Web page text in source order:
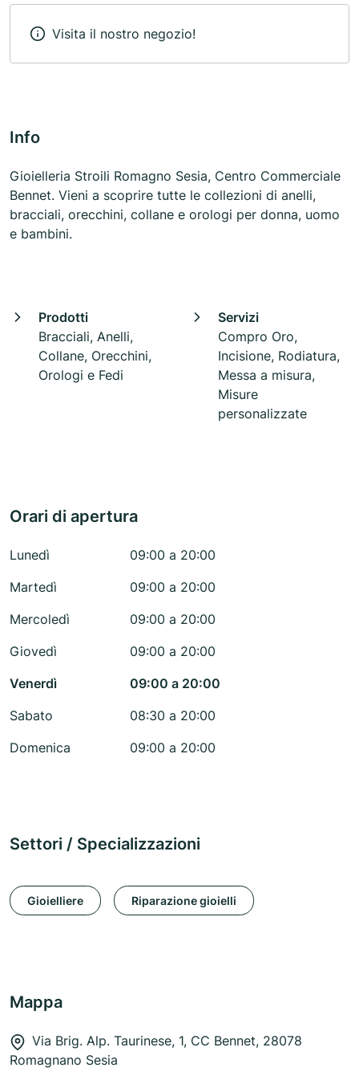
Visita il nostro negozio!
Info
Gioielleria Stroili Romagno Sesia, Centro Commerciale
Bennet. Vieni a scoprire tutte le collezioni di anelli,
bracciali, orecchini, collane e orologi per donna, uomo
e bambini.
Prodotti
Bracciali, Anelli,
Collane, Orecchini,
Orologi e Fedi
Servizi
Compro Oro,
Incisione, Rodiatura,
Messa a misura,
Misure
personalizzate
Orari di apertura
Lunedì
09:00 a 20:00
Martedì
09:00 a 20:00
Mercoledì
09:00 a 20:00
Giovedì
09:00 a 20:00
Venerdì
09:00 a 20:00
Sabato
08:30 a 20:00
Domenica
09:00 a 20:00
Settori / Specializzazioni
Gioielliere Riparazione gioielli
Mappa
Via Brig. Alp. Taurinese, 1, CC Bennet, 28078
Romagnano Sesia